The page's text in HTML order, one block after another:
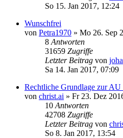
So 15. Jan 2017, 12:24
Wunschfrei
von Petra1970 » Mo 26. Sep
8 Antworten
31659 Zugriffe
Letzter Beitrag von
Sa 14. Jan 2017, 07:09
Rechtliche Grundlage zur AU
von christ.ai » Fr 23. Dez
10 Antworten
42708 Zugriffe
Letzter Beitrag von
So 8. Jan 2017, 13:54